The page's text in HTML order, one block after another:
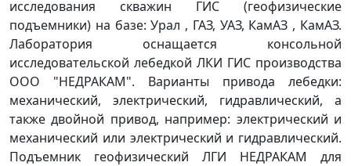
исследования скважин ГИС (геофизические
подъемники) на базе: Урал , ГАЗ, УАЗ, КамАЗ , КамАЗ.
Лаборатория оснащается консольной
исследовательской лебедкой ЛКИ ГИС производства
ООО "НЕДРАКАМ". Варианты привода лебедки:
механический, электрический, гидравлический, а
также двойной привод, например: электрический и
механический или электрический и гидравлический.
Подъемник геофизический ЛГИ НЕДРАКАМ для